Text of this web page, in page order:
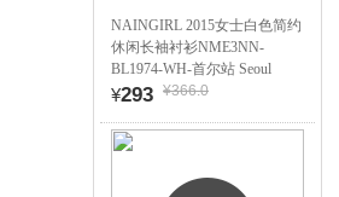
NAINGIRL 2015女士白色简约
休闲长袖衬衫NME3NN-
BL1974-WH-首尔站 Seoul
¥293 ¥366.0